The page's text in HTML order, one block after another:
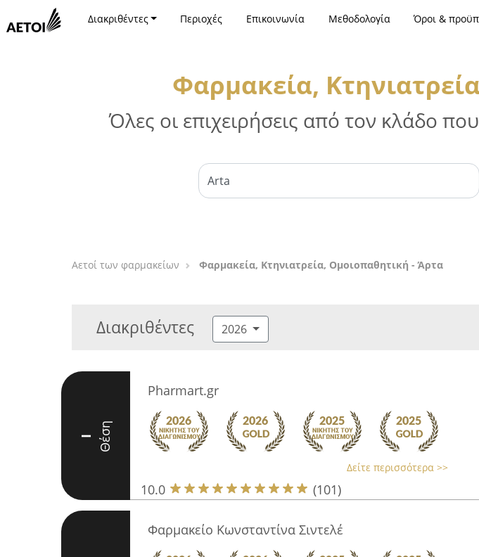
Διακριθέντες Περιοχές Επικοινωνία Μεθοδολογία Όροι &
Φαρμακεία,
Όλες οι επιχειρήσεις από τον κλάδο
Αετοί των φαρμακείων Φαρμακεία, Κτηνιατρεία, Ομοιοπαθητική - Άρτα
Διακριθέντες 2026
I Θέση
Pharmart.gr
Δείτε περισσότερα >>
10.0 (101)
Φαρμακείο Κωνσταντίνα Σιντελέ